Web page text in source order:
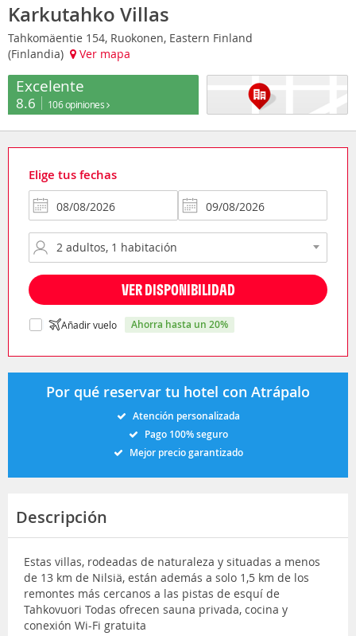
Karkutahko Villas
Tahkomäentie 154, Ruokonen, Eastern Finland
(Finlandia)
Ver mapa
Excelente
8.6 106 opiniones
Elige tus fechas
VER DISPONIBILIDAD
Añadir vuelo ahorra hasta un 20%
Por qué reservar tu hotel con Atrápalo
Atención personalizada
Pago 100% seguro
Mejor precio garantizado
Descripción
Estas villas, rodeadas de naturaleza y situadas a menos
de 13 km de Nilsiä, están además a solo 1,5 km de los
remontes más cercanos a las pistas de esquí de
Tahkovuori Todas ofrecen sauna privada, cocina y
conexión Wi-Fi gratuita